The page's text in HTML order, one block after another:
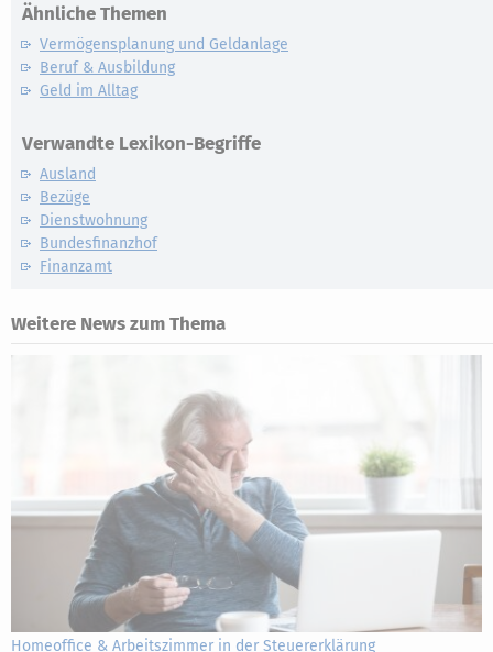
Ähnliche Themen
Vermögensplanung und Geldanlage
Beruf & Ausbildung
Geld im Alltag
Verwandte Lexikon-Begriffe
Ausland
Bezüge
Dienstwohnung
Bundesfinanzhof
Finanzamt
Weitere News zum Thema
Homeoffice & Arbeitszimmer in der Steuererklärung